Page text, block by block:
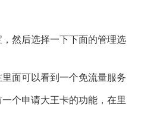
然后选择一下下面的管理选
面可以看到一个免流量服务
个申请大王卡的功能，在里